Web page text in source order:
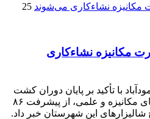
25
مکانیزه نشاءکاری
با تأکید بر پایان دوران کشت
سنتی و جایگزینی آن با روش‌های مکانیزه و علمی، از پیشرفت ۸۶
این شهرستان خبر داد.